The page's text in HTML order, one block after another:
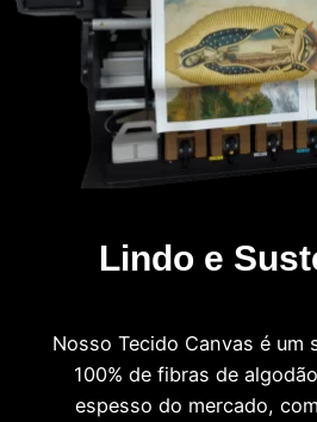
Lindo e
Nosso Tecido Canvas é um
100% de fibras de
espesso do mercado,